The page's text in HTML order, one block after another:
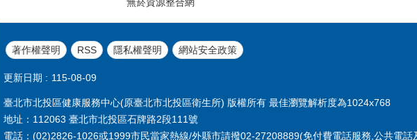
著作權聲明 RSS 隱私權聲明 網站安全政策
更新日期 115-08-09
臺北市北投區健康服務中心(原臺北市北投區衛生所) 版權所有 最佳瀏覽解析度為1024x768
地址：112063 臺北市北投區石牌路2段111號
電話：(02)2826-1026或1999市民當家熱線/外縣市請撥02-27208889(免付費電話服務,公共電話